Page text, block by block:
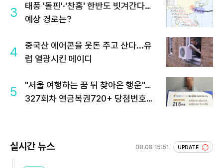
3
태풍 '돌핀'·'찬홈' 한반도 빗겨간다…
예상 경로는?
4
중국산 에어콘을 웃돈 주고 산다...유
럽 열광시킨 메이디
5
"서울 여행하는 꿈 뒤 찾아온 행운"…
327회차 연금복권720+ 당첨번호조
실시간 뉴스 08.08 15:51 UPDATE